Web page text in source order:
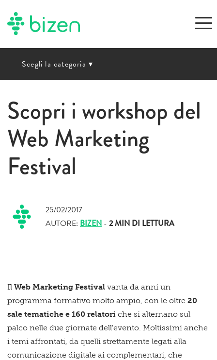
Scegli la categoria ▾
Scopri i workshop del
Web Marketing
Festival
25/02/2017
AUTORE: BIZEN - 2 MIN DI LETTURA
Il Web Marketing Festival vanta da anni un
programma formativo molto ampio, con le oltre 20
sale tematiche e 160 relatori che si alternano sul
palco nelle due giornate dell'evento. Moltissimi anche
i temi affrontati, da quelli strettamente legati alla
comunicazione digitale ai complementari, che